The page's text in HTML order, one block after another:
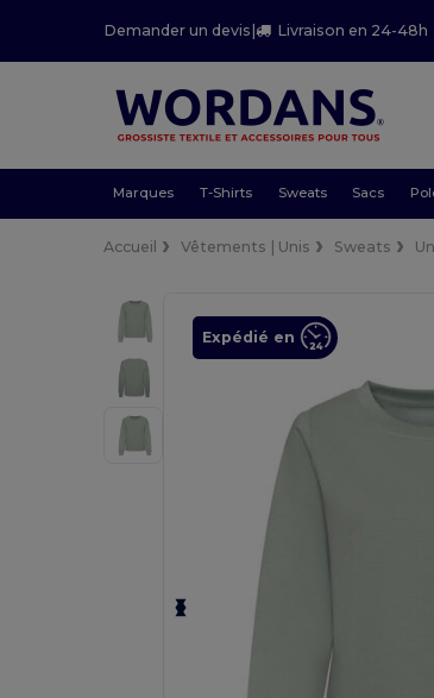
Demander un devis | Livraison en 24-48h
Marques T-Shirts Sweats Sacs
Accueil Vêtements | Unis Sweats
Expédié en